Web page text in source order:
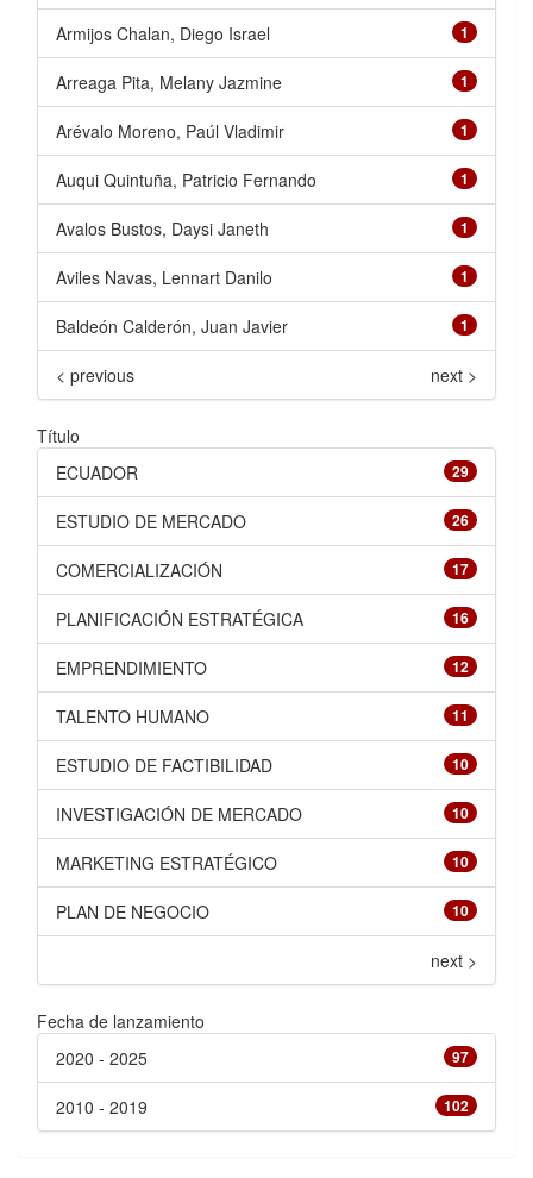
1
Armijos Chalan, Diego Israel
1
Arreaga Pita, Melany Jazmine
1
Arévalo Moreno, Paúl Vladimir
1
Auqui Quintuña, Patricio Fernando
1
Avalos Bustos, Daysi Janeth
1
Aviles Navas, Lennart Danilo
1
Baldeón Calderón, Juan Javier
< previous next >
Título
29
ECUADOR
26
ESTUDIO DE MERCADO
17
COMERCIALIZACIÓN
16
PLANIFICACIÓN ESTRATÉGICA
12
EMPRENDIMIENTO
11
TALENTO HUMANO
10
ESTUDIO DE FACTIBILIDAD
10
INVESTIGACIÓN DE MERCADO
10
MARKETING ESTRATÉGICO
10
PLAN DE NEGOCIO
next >
Fecha de lanzamiento
97
2020 - 2025
102
2010 - 2019